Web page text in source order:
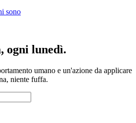
sono
ogni lunedì.
umano e un'azione da applicare
niente fuffa.